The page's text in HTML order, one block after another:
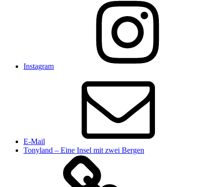
Instagram
E-Mail
Tonyland – Eine Insel mit zwei Bergen